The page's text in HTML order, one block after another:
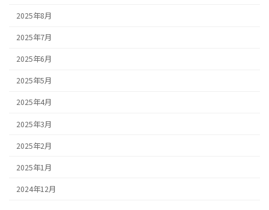
2025年8月
2025年7月
2025年6月
2025年5月
2025年4月
2025年3月
2025年2月
2025年1月
2024年12月